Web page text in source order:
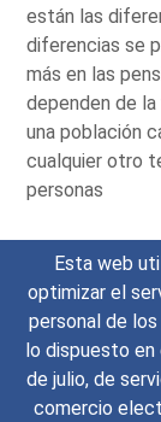
Esta web
optimizar el
personal de
lo dispuesto en
de julio, de
comercio
están las
diferencias se
más en las
dependen de
una población
cualquier otro
personas